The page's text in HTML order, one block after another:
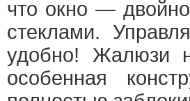
что окно —
стеклами.
удобно! Жалюзи
особенная